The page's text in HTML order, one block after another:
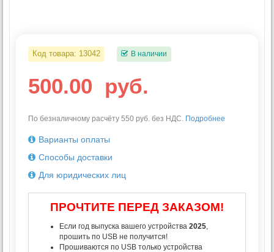
Код товара: 13042 В наличии
500.00 руб.
По безналичному расчёту 550 руб. без НДС. Подробнее
Варианты оплаты
Способы доставки
Для юридических лиц
ПРОЧТИТЕ ПЕРЕД ЗАКАЗОМ!
Если год выпуска вашего устройства 2025
прошить по USB не получится!
Прошиваются по USB только устройства